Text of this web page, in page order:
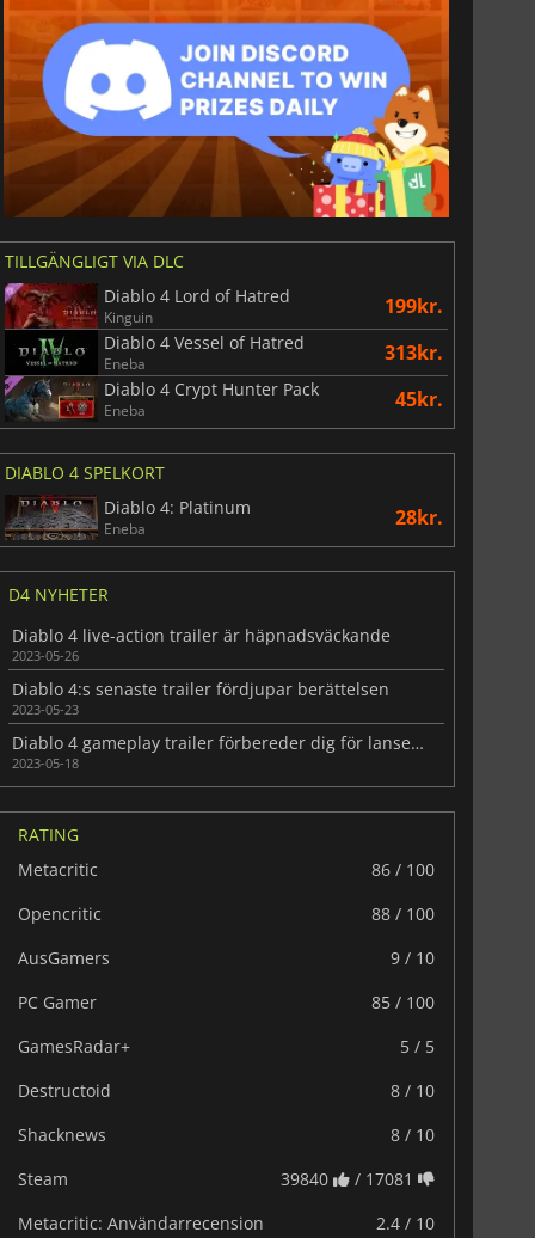
TILLGÄNGLIGT VIA DLC
Diablo 4 Lord of Hatred
Kinguin 199kr.
Diablo 4 Vessel of Hatred
Eneba 313kr.
Diablo 4 Crypt Hunter Pack
Eneba 45kr.
DIABLO 4 SPELKORT
Diablo 4: Platinum
Eneba 28kr.
D4 NYHETER
Diablo 4 live-action trailer är häpnadsväckande
2023-05-26
Diablo 4:s senaste trailer fördjupar berättelsen
2023-05-23
Diablo 4 gameplay trailer förbereder dig för lanseringen
2023-05-18
RATING
Metacritic
86 / 100
Opencritic
88 / 100
AusGamers
9 / 10
PC Gamer
85 / 100
GamesRadar+
5 / 5
Destructoid
8 / 10
Shacknews
8 / 10
Steam
39840
/ 17081
Metacritic: Användarrecension
2.4 / 10